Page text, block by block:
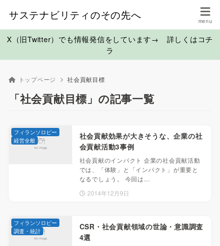
サステナビリティのその先へ
X（旧Twitter）でも情報発信をしています→ 詳しくはコチ
ラ
トップページ 社会貢献目標
「社会貢献目標」の記事一覧
社会貢献効果が大きそうな、企業の社
会貢献活動3事例
社会貢献のインパクト 企業の社会貢献活動
では、「体験」と「インパクト」が重要と
なるでしょう。 今回は…
2014年12月9日
フィランソロピー
経営全般
CSR・社会貢献領域の世論・意識調査
4選
フィランソロピー
調査・統計